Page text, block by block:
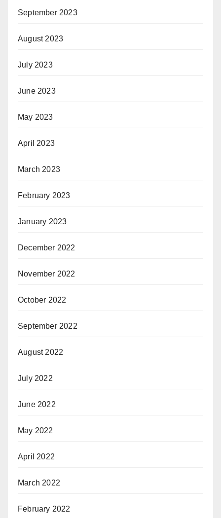
September 2023
August 2023
July 2023
June 2023
May 2023
April 2023
March 2023
February 2023
January 2023
December 2022
November 2022
October 2022
September 2022
August 2022
July 2022
June 2022
May 2022
April 2022
March 2022
February 2022